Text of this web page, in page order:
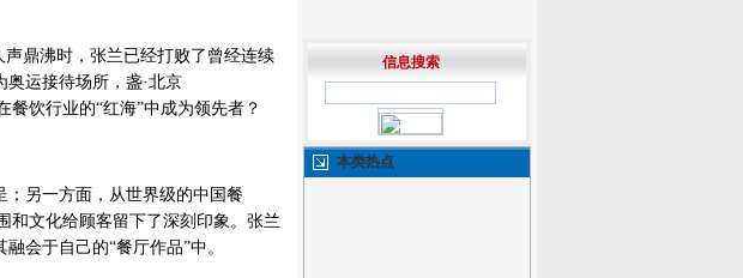
鼎沸时，张兰已经打败了曾经连续
奥运接待场所，盏·北京
餐饮行业的“红海”中成为领先者？
另一方面，从世界级的中国餐
和文化给顾客留下了深刻印象。张兰
会于自己的“餐厅作品”中。
信息搜索
本类热点